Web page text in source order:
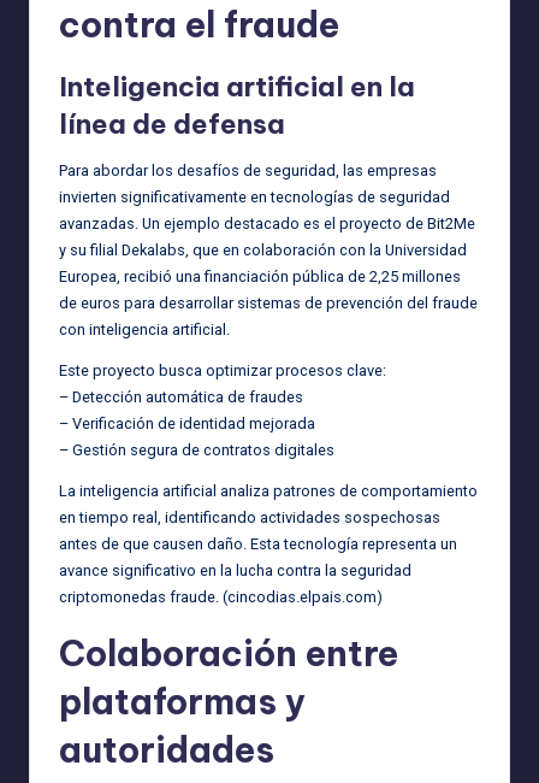
contra el fraude
Inteligencia artificial en la
línea de defensa
Para abordar los desafíos de seguridad, las empresas
invierten significativamente en tecnologías de seguridad
avanzadas. Un ejemplo destacado es el proyecto de Bit2Me
y su filial Dekalabs, que en colaboración con la Universidad
Europea, recibió una financiación pública de 2,25 millones
de euros para desarrollar sistemas de prevención del fraude
con inteligencia artificial.
Este proyecto busca optimizar procesos clave:
– Detección automática de fraudes
– Verificación de identidad mejorada
– Gestión segura de contratos digitales
La inteligencia artificial analiza patrones de comportamiento
en tiempo real, identificando actividades sospechosas
antes de que causen daño. Esta tecnología representa un
avance significativo en la lucha contra la seguridad
criptomonedas fraude. (cincodias.elpais.com)
Colaboración entre
plataformas y
autoridades